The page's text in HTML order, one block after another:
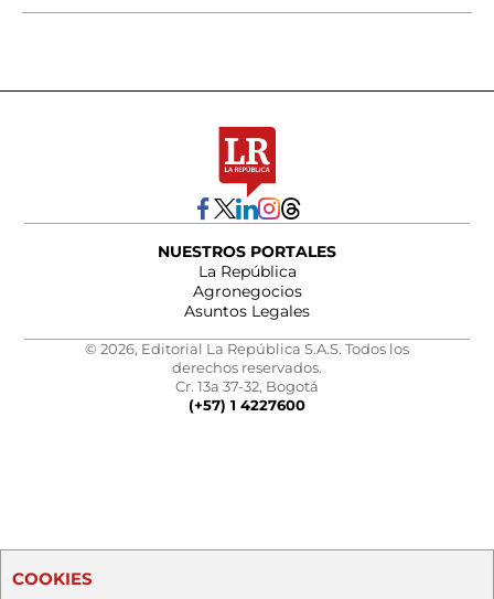
NUESTROS PORTALES
La República
Agronegocios
Asuntos Legales
© 2026, Editorial La República S.A.S. Todos los
derechos reservados.
Cr. 13a 37-32, Bogotá
(+57) 1 4227600
COOKIES